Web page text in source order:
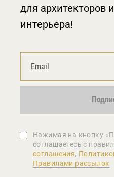
для архитекторов
интерьера!
Нажимая на кнопку
соглашаетеcь с
соглашения,
Правилами рассылок